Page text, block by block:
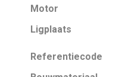
Motor
Ligplaats
Referentiecode